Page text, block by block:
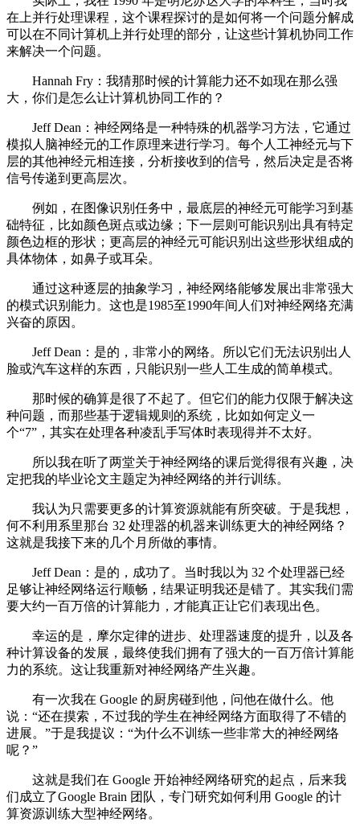
在上并行处理课程，这个课程探讨的是如何将一个问题分解成
可以在不同计算机上并行处理的部分，让这些计算机协同工作
来解决一个问题。
Hannah Fry：我猜那时候的计算能力还不如现在那么强
大，你们是怎么让计算机协同工作的？
Jeff Dean：神经网络是一种特殊的机器学习方法，它通过
模拟人脑神经元的工作原理来进行学习。每个人工神经元与下
层的其他神经元相连接，分析接收到的信号，然后决定是否将
信号传递到更高层次。
例如，在图像识别任务中，最底层的神经元可能学习到基
础特征，比如颜色斑点或边缘；下一层则可能识别出具有特定
颜色边框的形状；更高层的神经元可能识别出这些形状组成的
具体物体，如鼻子或耳朵。
通过这种逐层的抽象学习，神经网络能够发展出非常强大
的模式识别能力。这也是1985至1990年间人们对神经网络充满
兴奋的原因。
Jeff Dean：是的，非常小的网络。所以它们无法识别出人
脸或汽车这样的东西，只能识别一些人工生成的简单模式。
那时候的确算是很了不起了。但它们的能力仅限于解决这
种问题，而那些基于逻辑规则的系统，比如如何定义一
个“7”，其实在处理各种凌乱手写体时表现得并不太好。
所以我在听了两堂关于神经网络的课后觉得很有兴趣，决
定把我的毕业论文主题定为神经网络的并行训练。
我认为只需要更多的计算资源就能有所突破。于是我想，
何不利用系里那台 32 处理器的机器来训练更大的神经网络？
这就是我接下来的几个月所做的事情。
Jeff Dean：是的，成功了。当时我以为 32 个处理器已经
足够让神经网络运行顺畅，结果证明我还是错了。其实我们需
要大约一百万倍的计算能力，才能真正让它们表现出色。
幸运的是，摩尔定律的进步、处理器速度的提升，以及各
种计算设备的发展，最终使我们拥有了强大的一百万倍计算能
力的系统。这让我重新对神经网络产生兴趣。
有一次我在 Google 的厨房碰到他，问他在做什么。他
说：“还在摸索，不过我的学生在神经网络方面取得了不错的
进展。”于是我提议：“为什么不训练一些非常大的神经网络
呢？”
这就是我们在 Google 开始神经网络研究的起点，后来我
们成立了Google Brain 团队，专门研究如何利用 Google 的计
算资源训练大型神经网络。